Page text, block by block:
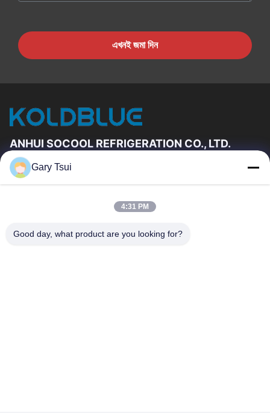
এখনই জমা দিন
ANHUI SOCOOL REFRIGERATION CO., LTD.
দ্রুত লিঙ্ক
আমাদের সম্পর্কে
কারখানা ভ্রমণ
মান নিয়ন্ত্রণ
Gary Tsui
4:31 PM
Good day, what product are you looking for?